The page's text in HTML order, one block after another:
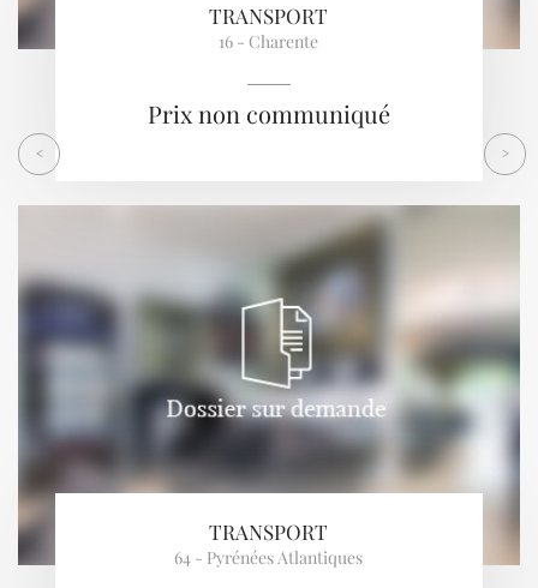
TRANSPORT
16 - Charente
Prix non communiqué
TRANSPORT
64 - Pyrénées Atlantiques
< >